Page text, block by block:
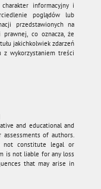
informacyjny i
poglądów lub
przedstawionych na
co oznacza, że
jakichkolwiek zdarzeń
z wykorzystaniem treści
and educational and
of authors.
not constitute legal or
is not liable for any loss
that may arise in